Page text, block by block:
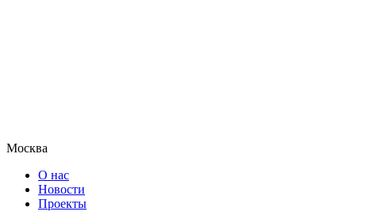
Москва
О нас
Новости
Проекты